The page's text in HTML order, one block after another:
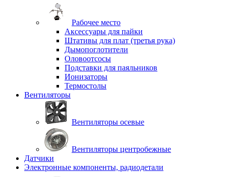
Рабочее место
Аксессуары для пайки
Штативы для плат (третья рука)
Дымопоглотители
Оловоотсосы
Подставки для паяльников
Ионизаторы
Термостолы
Вентиляторы
Вентиляторы осевые
Вентиляторы центробежные
Датчики
Электронные компоненты, радиодетали